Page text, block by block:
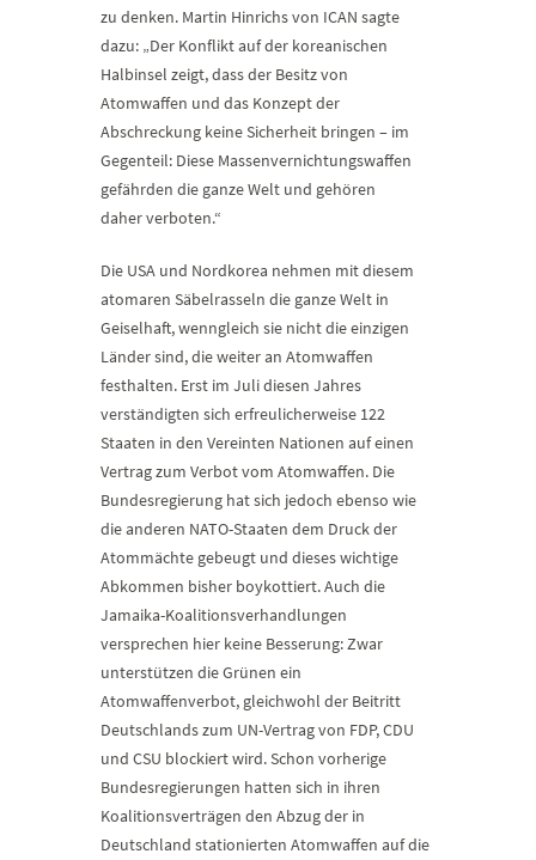
zu denken. Martin Hinrichs von ICAN sagte
dazu: „Der Konflikt auf der koreanischen
Halbinsel zeigt, dass der Besitz von
Atomwaffen und das Konzept der
Abschreckung keine Sicherheit bringen – im
Gegenteil: Diese Massenvernichtungswaffen
gefährden die ganze Welt und gehören
daher verboten.“
Die USA und Nordkorea nehmen mit diesem
atomaren Säbelrasseln die ganze Welt in
Geiselhaft, wenngleich sie nicht die einzigen
Länder sind, die weiter an Atomwaffen
festhalten. Erst im Juli diesen Jahres
verständigten sich erfreulicherweise 122
Staaten in den Vereinten Nationen auf einen
Vertrag zum Verbot vom Atomwaffen. Die
Bundesregierung hat sich jedoch ebenso wie
die anderen NATO-Staaten dem Druck der
Atommächte gebeugt und dieses wichtige
Abkommen bisher boykottiert. Auch die
Jamaika-Koalitionsverhandlungen
versprechen hier keine Besserung: Zwar
unterstützen die Grünen ein
Atomwaffenverbot, gleichwohl der Beitritt
Deutschlands zum UN-Vertrag von FDP, CDU
und CSU blockiert wird. Schon vorherige
Bundesregierungen hatten sich in ihren
Koalitionsverträgen den Abzug der in
Deutschland stationierten Atomwaffen auf die